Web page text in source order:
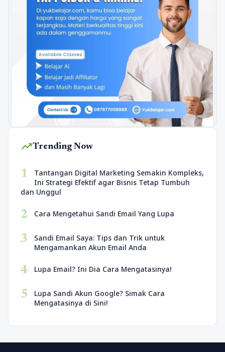
trending_upTrending Now
1
Tantangan Digital Marketing Semakin Kompleks,
Ini Strategi Efektif agar Bisnis Tetap Tumbuh
dan Unggul
2 Cara Mengetahui Sandi Email Yang Lupa
3
Sandi Email Saya: Tips dan Trik untuk
Mengamankan Akun Email Anda
4 Lupa Email? Ini Dia Cara Mengatasinya!
5
Lupa Sandi Akun Google? Simak Cara
Mengatasinya di Sini!